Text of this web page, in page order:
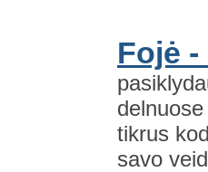
Fojė
tikrus
savo